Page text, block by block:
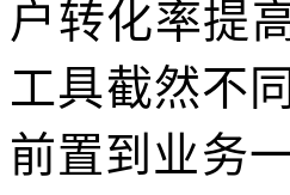
户转化率提
工具截然不
前置到业务